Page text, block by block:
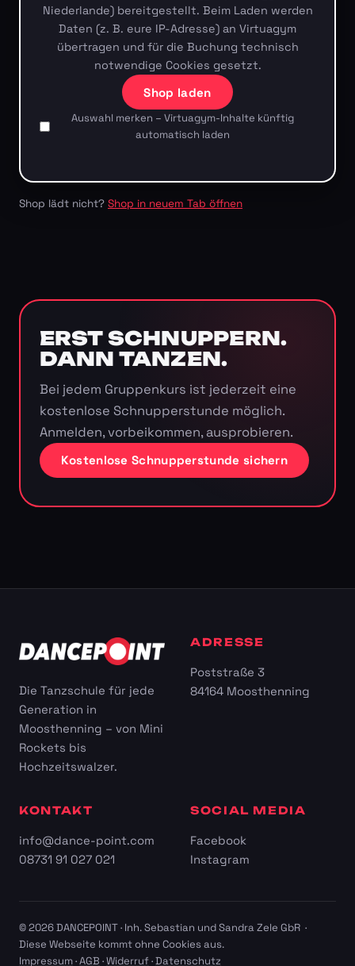
Niederlande) bereitgestellt. Beim Laden werden
Daten (z. B. eure IP-Adresse) an Virtuagym
übertragen und für die Buchung technisch
notwendige Cookies gesetzt.
Shop laden
Auswahl merken – Virtuagym-Inhalte künftig
automatisch laden
Shop lädt nicht? Shop in neuem Tab öffnen
ERST SCHNUPPERN.
DANN TANZEN.
Bei jedem Gruppenkurs ist jederzeit eine
kostenlose Schnupperstunde möglich.
Anmelden, vorbeikommen, ausprobieren.
Kostenlose Schnupperstunde sichern
Die Tanzschule für jede
Generation in
Moosthenning – von Mini
Rockets bis
Hochzeitswalzer.
ADRESSE
Poststraße 3
84164 Moosthenning
KONTAKT
info@dance-point.com
08731 91 027 021
SOCIAL MEDIA
Facebook
Instagram
© 2026 DANCEPOINT · Inh. Sebastian und Sandra Zele GbR ·
Diese Webseite kommt ohne Cookies aus.
Impressum·AGB ·Widerruf·Datenschutz